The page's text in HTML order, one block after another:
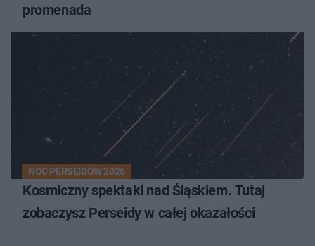
promenada
NOC PERSEIDÓW 2026
Kosmiczny spektakl nad Śląskiem. Tutaj
zobaczysz Perseidy w całej okazałości